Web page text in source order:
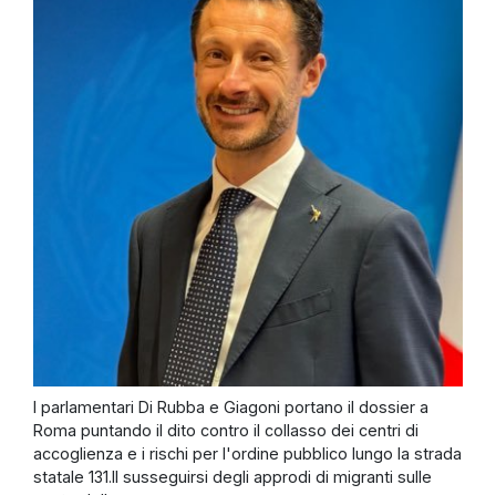
I parlamentari Di Rubba e Giagoni portano il dossier a
Roma puntando il dito contro il collasso dei centri di
accoglienza e i rischi per l'ordine pubblico lungo la strada
statale 131.Il susseguirsi degli approdi di migranti sulle